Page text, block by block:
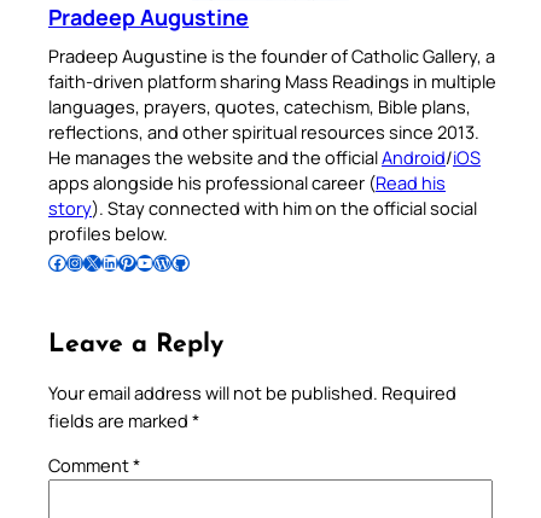
Pradeep Augustine
Pradeep Augustine is the founder of Catholic Gallery, a
faith-driven platform sharing Mass Readings in multiple
languages, prayers, quotes, catechism, Bible plans,
reflections, and other spiritual resources since 2013.
He manages the website and the officialAndroid/iOS
apps alongside his professional career (Read his
story). Stay connected with him on the official social
profiles below.
Follow Pradeep on Facebook Follow Pradeep on InstagramFollow Pradeep on X Follow Pradeep on LinkedIn Follow Pradeep on Pinterest Subscribe to Pradeep’s Youtube Channel Follow Pradeep on WordPress Follow Pradeep on GitHub
Leave a Reply
Your email address will not be published. Required
fields are marked *
Comment*